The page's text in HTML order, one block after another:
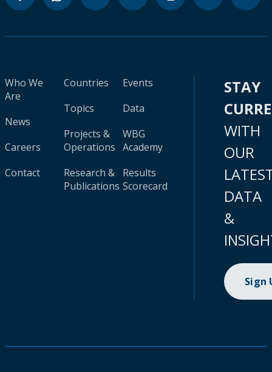
Who We
Are
News
Careers
Contact
Countries
Topics
Projects &
Operations
Research &
Publications
Events
Data
WBG
Academy
Results
Scorecard
STAY
WITH
OUR
DATA
&
Sign